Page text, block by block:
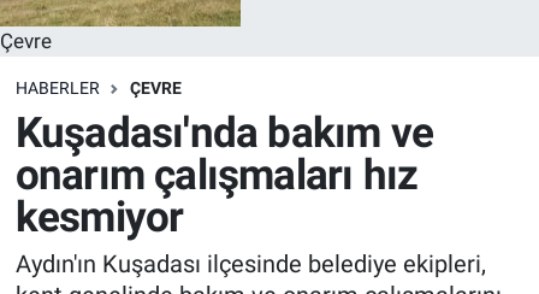
Çevre
HABERLER ÇEVRE
Kuşadası'nda bakım ve
onarım çalışmaları hız
kesmiyor
Aydın'ın Kuşadası ilçesinde belediye ekipleri,